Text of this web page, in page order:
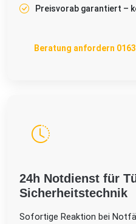
Preisvorab garantiert –
Beratung anfordern
24h Notdienst für
Sicherheitstechnik
Sofortige Reaktion bei